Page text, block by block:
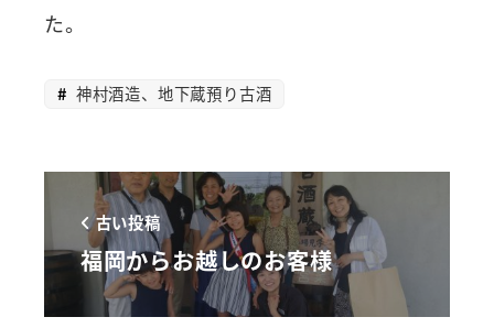
た。
神村酒造、地下蔵預り古酒
古い投稿
福岡からお越しのお客様